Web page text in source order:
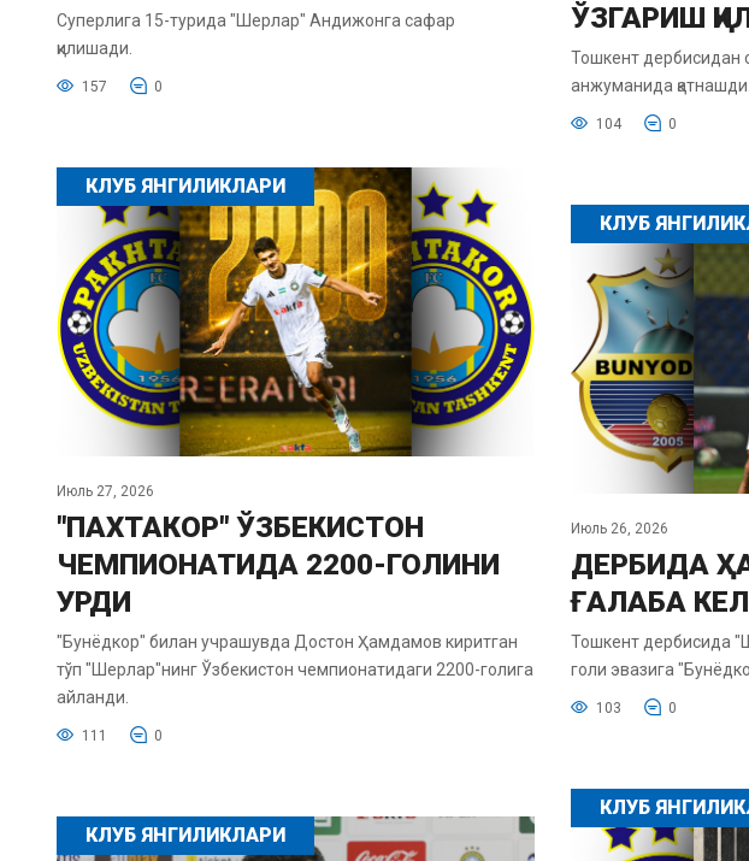
Суперлига 15-турида "Шерлар" Андижонга сафар
қилишади.
157 0
ЎЗГАРИШ
Тошкент дербисидан
анжуманида қатнашди.
104 0
КЛУБ ЯНГИЛИКЛАРИ
Июль 27, 2026
"ПАХТАКОР" ЎЗБЕКИСТОН
ЧЕМПИОНАТИДА 2200-ГОЛИНИ
УРДИ
"Бунёдкор" билан учрашувда Достон Ҳамдамов киритган
тўп "Шерлар"нинг Ўзбекистон чемпионатидаги 2200-голига
айланди.
111 0
КЛУБ
Июль 26, 2026
ДЕРБИДА
ҒАЛАБА
Тошкент дербисида
голи эвазига
103 0
КЛУБ
КЛУБ ЯНГИЛИКЛАРИ